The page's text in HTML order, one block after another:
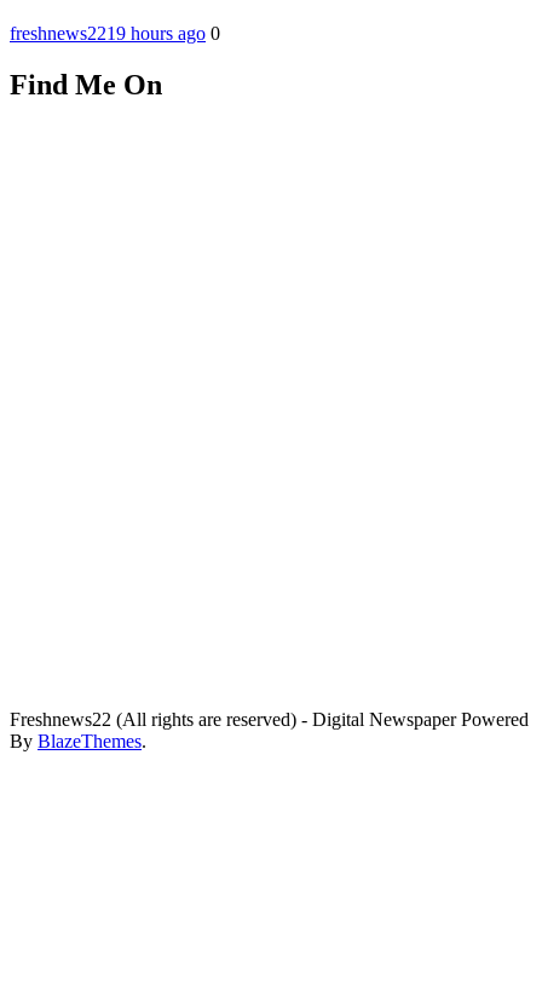
freshnews2219 hours ago 0
Find Me On
Freshnews22 (All rights are reserved) - Digital Newspaper Powered
By BlazeThemes.